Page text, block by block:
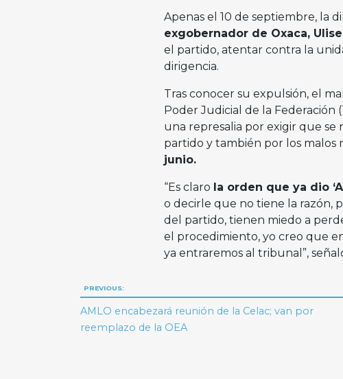
Apenas el 10 de septiembre, la
exgobernador de Oxaca,
el partido, atentar contra la
dirigencia.
Tras conocer su expulsión, el
Poder Judicial de la Federación
una represalia por exigir que se
partido y también por los malos
junio.
“Es claro la orden que ya dio
o decirle que no tiene la razón,
del partido, tienen miedo a
el procedimiento, yo creo que
ya entraremos al tribunal”,
Navegación
de
PREVIOUS:
AMLO encabezará reunión de la Celac; van por
reemplazo de la OEA